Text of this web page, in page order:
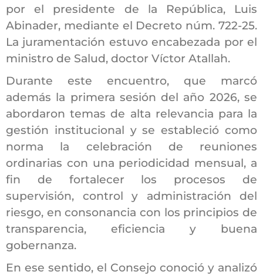
por el presidente de la República, Luis
Abinader, mediante el Decreto núm. 722-25.
La juramentación estuvo encabezada por el
ministro de Salud, doctor Víctor Atallah.
Durante este encuentro, que marcó
además la primera sesión del año 2026, se
abordaron temas de alta relevancia para la
gestión institucional y se estableció como
norma la celebración de reuniones
ordinarias con una periodicidad mensual, a
fin de fortalecer los procesos de
supervisión, control y administración del
riesgo, en consonancia con los principios de
transparencia, eficiencia y buena
gobernanza.
En ese sentido, el Consejo conoció y analizó